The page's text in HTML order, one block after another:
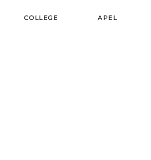
COLLEGE APEL